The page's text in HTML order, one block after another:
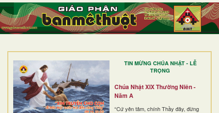
TIN MỪNG CHÚA NHẬT - LỄ
TRỌNG
Chúa Nhật XIX Thường Niên -
Năm A
“Cứ yên tâm, chính Thầy đây, đừng
TRANG NHẤT
GIỚI THIỆU
DÒNG TU
BAN MỤC VỤ
ĐOÀN THỂ CG